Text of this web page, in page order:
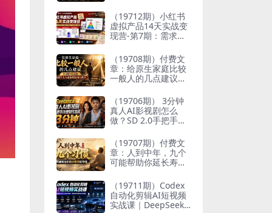
（19712期）小红书
虚拟产品14天实战变
现营-第7期：需求挖
品矩阵×内容笔记×一
人公司进阶×全链路
（19708期）付费文
章：给原生家庭比较
一般人的几点建议，
个人与家族代际向上
跃升
（19706期） 3分钟
真人AI影视剧怎么
做？SD 2.0手把手完
eld 14天SD 2.0/2.5
无限生成
（19707期）付费文
章：人到中年，九个
可能帮助你延长寿命
（19711期）Codex
自动化剪辑AI短视频
实战课｜DeepSeek